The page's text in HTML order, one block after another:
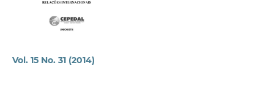
Vol. 15 No. 31 (2014)